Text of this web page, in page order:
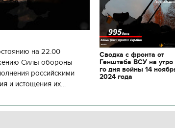
на 22.00
Силы обороны
российскими
и истощения их
Сводка с фронта от
Генштаба ВСУ на
го дня войны 14
2024 года